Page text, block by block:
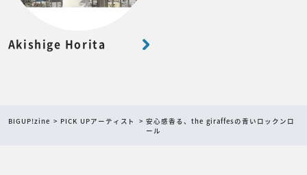
Akishige Horita
BIGUP!zine PICK UPアーティスト
安心感香る、the giraffesの青いロックンロ
ール